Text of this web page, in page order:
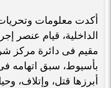
أكدت معلومات وتحريات
الداخلية، قيام عنصر
مقيم فى دائرة مركز
بأسيوط، سبق اتهامه
أبرزها قتل، وإتلاف،